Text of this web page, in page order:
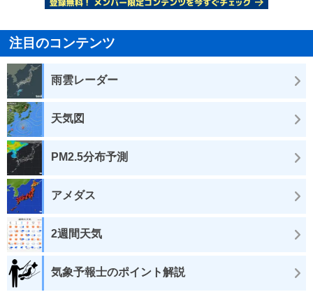
注目のコンテンツ
雨雲レーダー
天気図
PM2.5分布予測
アメダス
2週間天気
気象予報士のポイント解説